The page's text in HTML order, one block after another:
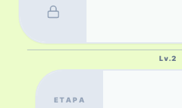
Lv.2
ETAPA